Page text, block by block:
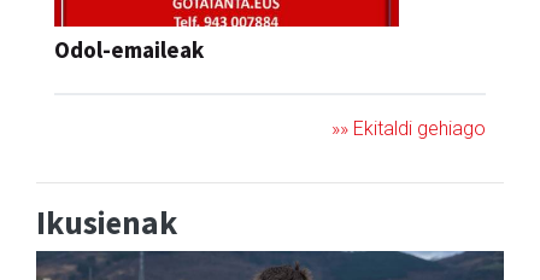
Odol-emaileak
»» Ekitaldi gehiago
Ikusienak